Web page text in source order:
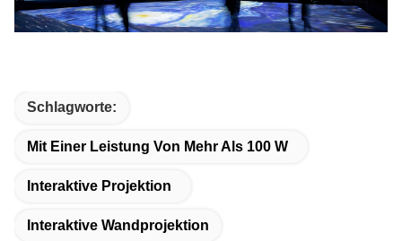
Schlagworte:
Mit Einer Leistung Von Mehr Als 100 W
Interaktive Projektion
Interaktive Wandprojektion